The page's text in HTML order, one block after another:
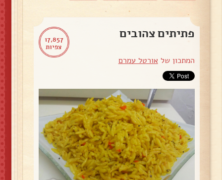
17,857
צפיות
פתיתים צהובים
המתכון של אורטל עמרם